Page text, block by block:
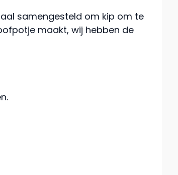
samengesteld om kip om te
maakt, wij hebben de